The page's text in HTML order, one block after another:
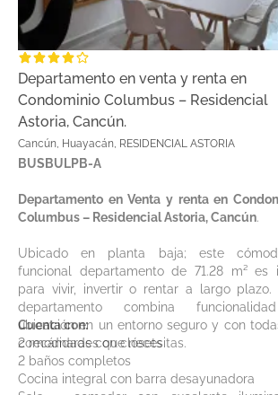
Departamento en venta y renta en
Condominio Columbus – Residencial
Astoria, Cancún.
Cancún, Huayacán, RESIDENCIAL ASTORIA
BUSBULPB-A
Departamento en Venta y renta en
Columbus – Residencial Astoria, Cancún.
Ubicado en planta baja; este
funcional departamento de 71.28 m² es
para vivir, invertir o rentar a largo plazo.
departamento combina
ubicación en un entorno seguro y con
comodidades que necesitas.
Cuenta con:
2 recámaras con clósets
2 baños completos
Cocina integral con barra desayunadora